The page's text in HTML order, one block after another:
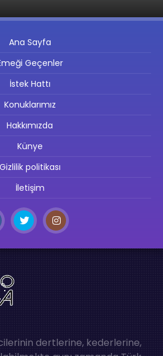
Ana Sayfa
Geçenler
İstek Hattı
Konuklarımız
Hakkımızda
Künye
Gizlilik politikası
İletişim
dertlerine, kederlerine,